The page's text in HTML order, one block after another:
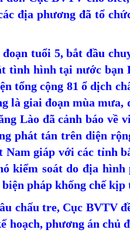
địa phương đã tổ
tuổi 5, bắt đầu
tình hình tại nước bạn
tổng cộng 81 ổ dịch
là giai đoạn mùa
Lào đã cảnh báo về
phát tán trên diện
giáp với các tỉnh
kiểm soát do địa
pháp khống chế kịp
chấu tre, Cục BVTV
hoạch, phương án chủ